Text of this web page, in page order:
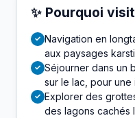
✨ Pourquoi
✓ Navigation en
aux paysages
✓ Séjourner dans un
sur le lac, pour une
✓ Explorer des
des lagons cachés